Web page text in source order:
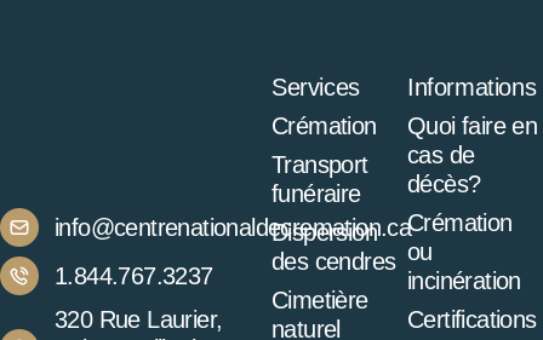
info@centrenationaldecremation.ca
1.844.767.3237
320 Rue Laurier,
Services
Crémation
Transport
funéraire
Dispersion
des cendres
Cimetière
naturel
Informations
Quoi faire en
cas de
décès?
Crémation
ou
incinération
Certifications